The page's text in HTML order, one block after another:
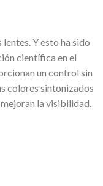
Y esto ha sido
científica en el
un control sin
colores sintonizados
la visibilidad.